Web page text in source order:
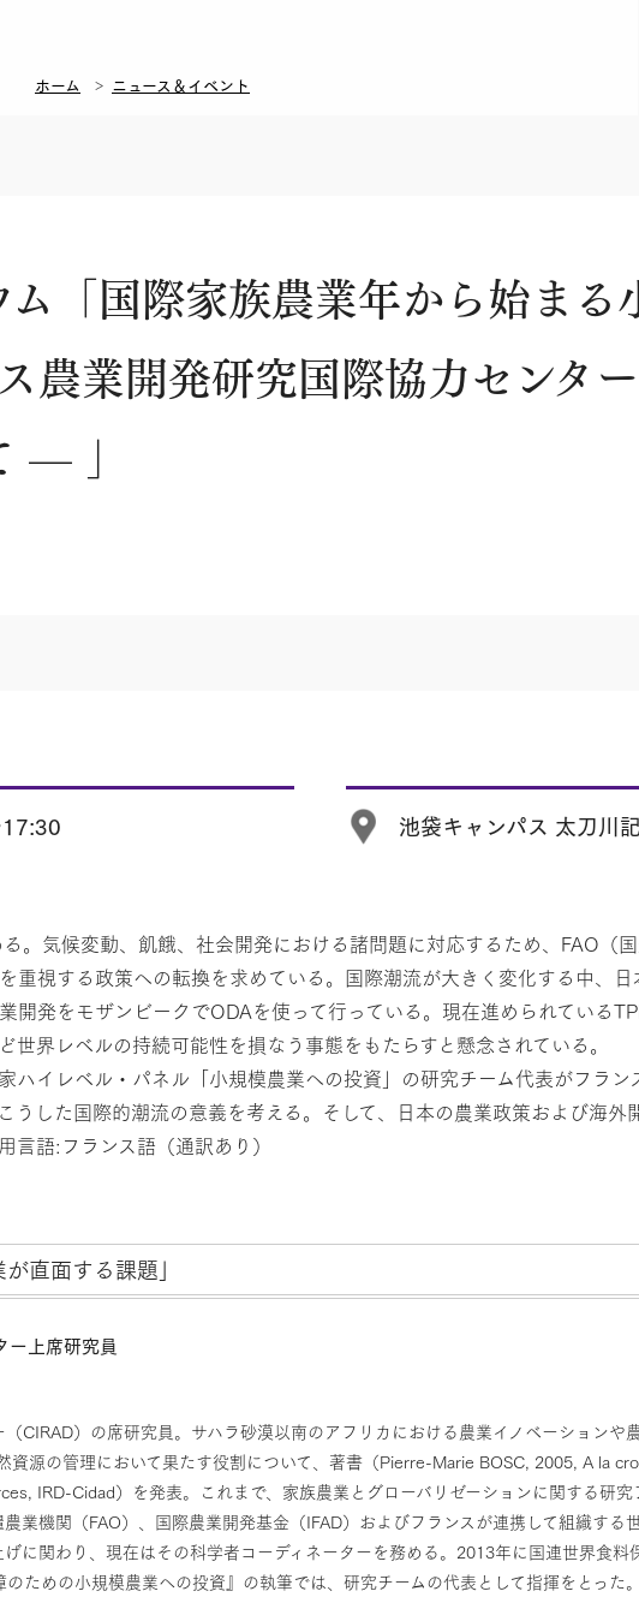
ホーム ニュース＆イベント
「国際家族農業年から始まる
農業開発研究国際協力センタ
— 」
池袋キャンパス 太刀川
。気候変動、飢餓、社会開発における諸問題に対応するため、FAO（
重視する政策への転換を求めている。国際潮流が大きく変化する中、
開発をモザンビークでODAを使って行っている。現在進められている
界レベルの持続可能性を損なう事態をもたらすと懸念されている。
ハイレベル・パネル「小規模農業への投資」の研究チーム代表がフラ
うした国際的潮流の意義を考える。そして、日本の農業政策および海
語:フランス語（通訳あり）
直面する課題」
ー上席研究員
CIRAD）の席研究員。サハラ砂漠以南のアフリカにおける農業イノベーションや
資源の管理において果たす役割について、著書（Pierre-Marie BOSC, 2005, A la
IRD-Cidad）を発表。これまで、家族農業とグローバリゼーションに関する研
業機関（FAO）、国際農業開発基金（IFAD）およびフランスが連携して組織す
に関わり、現在はその科学者コーディネーターを務める。2013年に国連世界食料
ための小規模農業への投資』の執筆では、研究チームの代表として指揮をとった。